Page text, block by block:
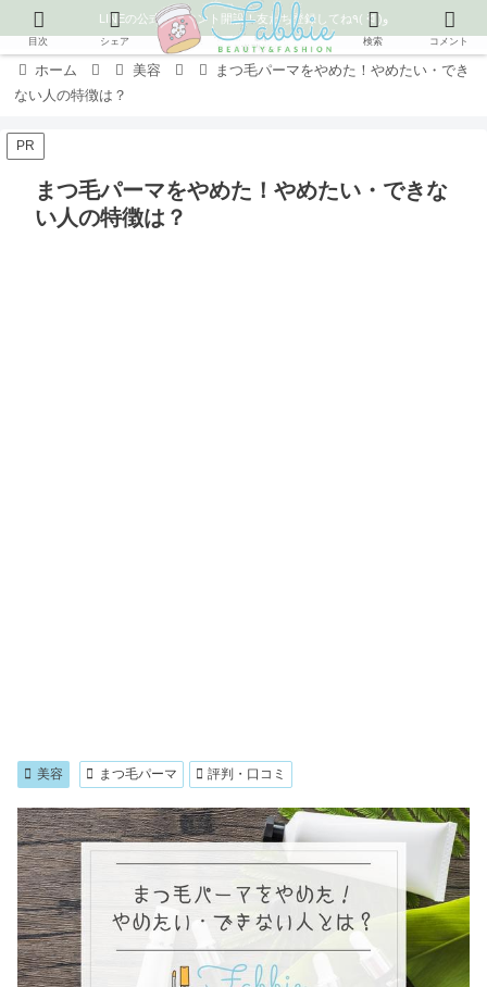
LINEの公式アカウント開設！友だち登録してね٩( ᐛ )و
ホーム 美容
まつ毛パーマをやめた！やめたい・でき
ない人の特徴は？
PR
まつ毛パーマをやめた！やめたい・できな
い人の特徴は？
美容 まつ毛パーマ 評判・口コミ
目次 シェア 検索 コメント